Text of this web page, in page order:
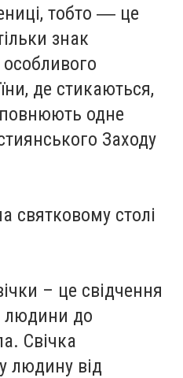
тобто ― це
знак
де стикаються,
одне
Заходу
святковому столі
– це свідчення
людини до
Свічка
людину від